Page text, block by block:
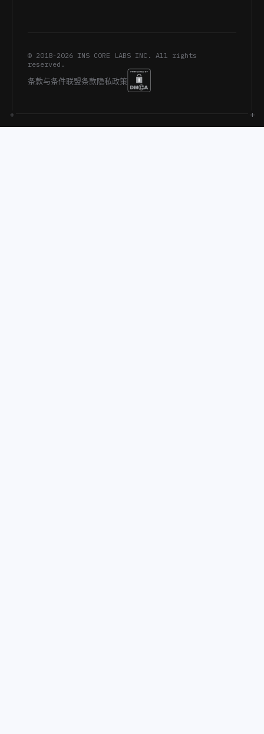
© 2018-2026 INS CORE LABS INC. All rights
reserved.
条款与条件联盟条款隐私政策